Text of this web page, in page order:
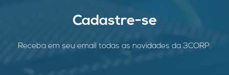
Cadastre-se
Receba em seu email todas as novidades da 3CORP.